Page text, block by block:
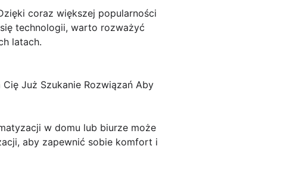
coraz większej popularności
technologii, warto rozważyć
latach.
Już Szukanie Rozwiązań Aby
w domu lub biurze może
aby zapewnić sobie komfort i